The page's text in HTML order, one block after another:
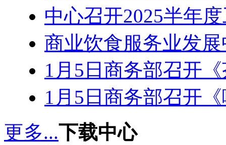
中心召开2025半年
商业饮食服务业发
1月5日商务部召开
1月5日商务部召开
更多...下载中心